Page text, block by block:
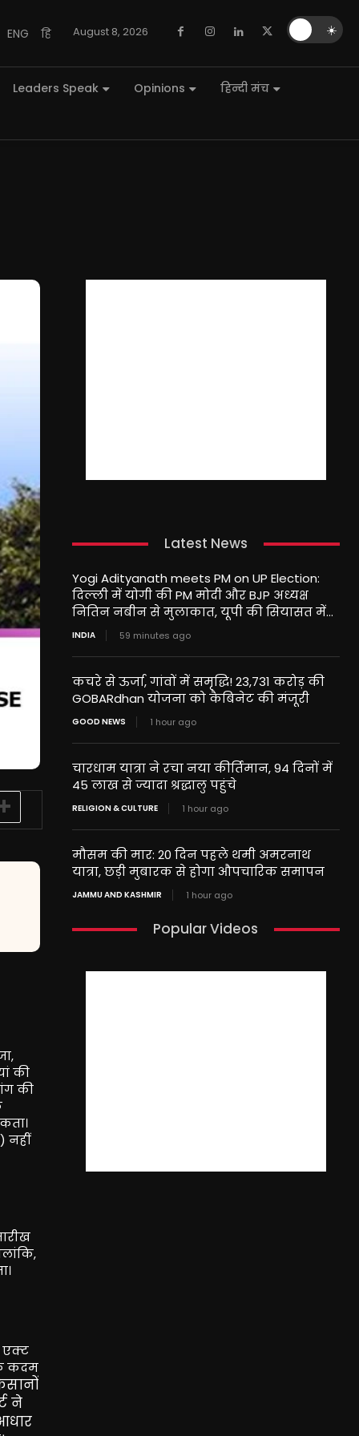
ENG हि August 8, 2026
Leaders Speak Opinions
हिन्दी मंच
की
की
नहीं
एक्ट
कदम
ने
Latest News
Yogi Adityanath meets PM on UP Election:
दिल्ली में योगी की PM मोदी और BJP अध्यक्ष
नितिन नबीन से मुलाकात, यूपी की सियासत में...
INDIA 59 minutes ago
कचरे से ऊर्जा, गांवों में समृद्धि! 23,731 करोड़ की
GOBARdhan योजना को कैबिनेट की मंजूरी
GOOD NEWS 1 hour ago
चारधाम यात्रा ने रचा नया कीर्तिमान, 94 दिनों में
45 लाख से ज्यादा श्रद्धालु पहुंचे
RELIGION & CULTURE 1 hour ago
मौसम की मार: 20 दिन पहले थमी अमरनाथ
यात्रा, छड़ी मुबारक से होगा औपचारिक समापन
JAMMU AND KASHMIR 1 hour ago
Popular Videos
☀️